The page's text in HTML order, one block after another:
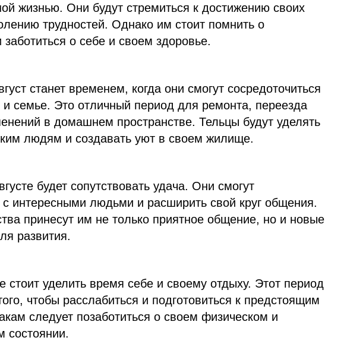
жизнью. Они будут стремиться к достижению своих
трудностей. Однако им стоит помнить о
заботиться о себе и своем здоровье.
станет временем, когда они смогут сосредоточиться
семье. Это отличный период для ремонта, переезда
в домашнем пространстве. Тельцы будут уделять
людям и создавать уют в своем жилище.
будет сопутствовать удача. Они смогут
с интересными людьми и расширить свой круг общения.
принесут им не только приятное общение, но и новые
развития.
стоит уделить время себе и своему отдыху. Этот период
чтобы расслабиться и подготовиться к предстоящим
следует позаботиться о своем физическом и
состоянии.